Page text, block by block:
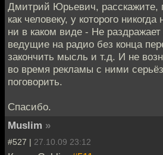
Дмитрий Юрьевич, расскажите,
как человеку, у которого
ни в каком виде - Не
ведущие на радио без конца
закончить мысль и т.д. И не
во время рекламы с ними
поговорить.
Спасибо.
Muslim »
#527 | 27.10.09 23:12